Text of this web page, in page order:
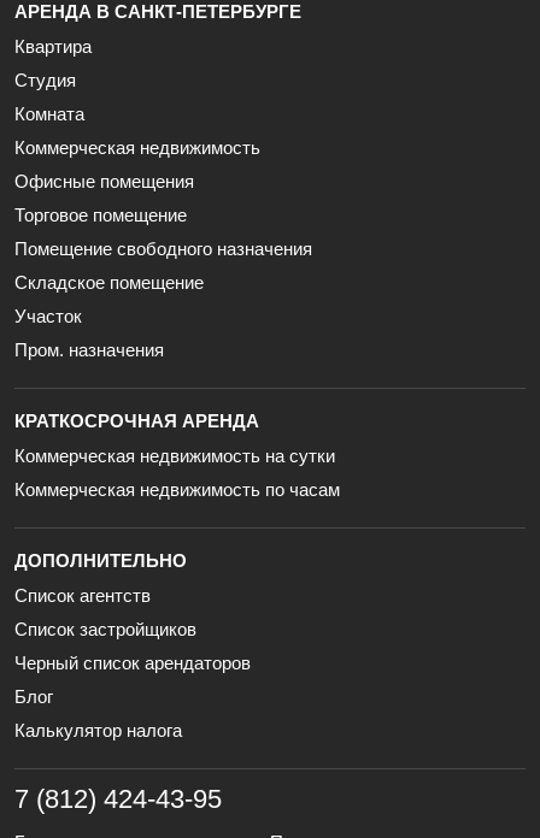
АРЕНДА В САНКТ-ПЕТЕРБУРГЕ
Квартира
Студия
Комната
Коммерческая недвижимость
Офисные помещения
Торговое помещение
Помещение свободного назначения
Складское помещение
Участок
Пром. назначения
КРАТКОСРОЧНАЯ АРЕНДА
Коммерческая недвижимость на сутки
Коммерческая недвижимость по часам
ДОПОЛНИТЕЛЬНО
Список агентств
Список застройщиков
Черный список арендаторов
Блог
Калькулятор налога
7 (812) 424-43-95